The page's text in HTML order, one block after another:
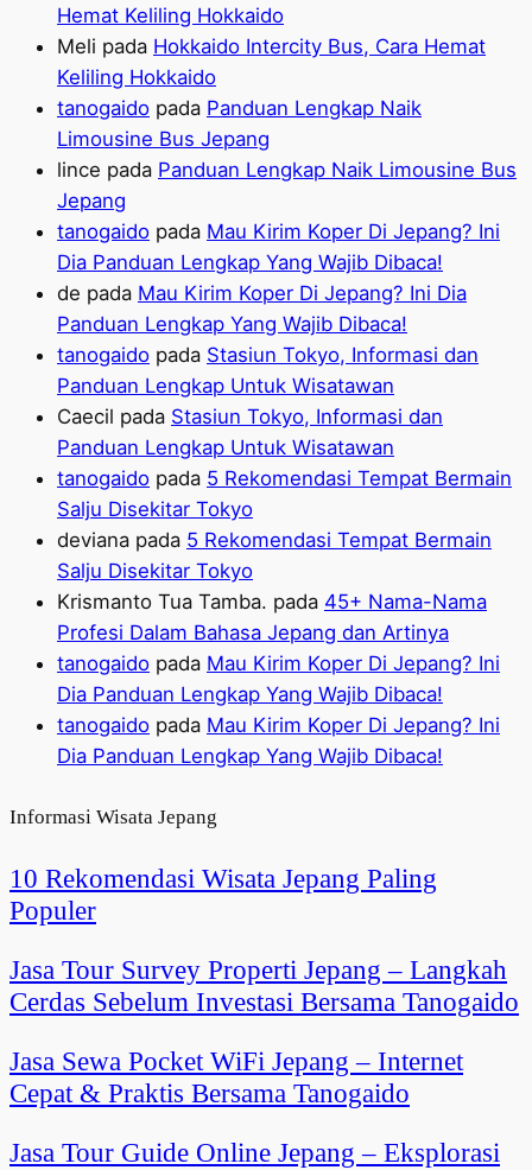
Hemat Keliling Hokkaido
Meli pada Hokkaido Intercity Bus, Cara Hemat
Keliling Hokkaido
tanogaido pada Panduan Lengkap Naik
Limousine Bus Jepang
lince pada Panduan Lengkap Naik Limousine Bus
Jepang
tanogaido pada Mau Kirim Koper Di Jepang? Ini
Dia Panduan Lengkap Yang Wajib Dibaca!
de pada Mau Kirim Koper Di Jepang? Ini Dia
Panduan Lengkap Yang Wajib Dibaca!
tanogaido pada Stasiun Tokyo, Informasi dan
Panduan Lengkap Untuk Wisatawan
Caecil pada Stasiun Tokyo, Informasi dan
Panduan Lengkap Untuk Wisatawan
tanogaido pada 5 Rekomendasi Tempat Bermain
Salju Disekitar Tokyo
deviana pada 5 Rekomendasi Tempat Bermain
Salju Disekitar Tokyo
Krismanto Tua Tamba. pada 45+ Nama-Nama
Profesi Dalam Bahasa Jepang dan Artinya
tanogaido pada Mau Kirim Koper Di Jepang? Ini
Dia Panduan Lengkap Yang Wajib Dibaca!
tanogaido pada Mau Kirim Koper Di Jepang? Ini
Dia Panduan Lengkap Yang Wajib Dibaca!
Informasi Wisata Jepang
10 Rekomendasi Wisata Jepang Paling
Populer
Jasa Tour Survey Properti Jepang – Langkah
Cerdas Sebelum Investasi Bersama Tanogaido
Jasa Sewa Pocket WiFi Jepang – Internet
Cepat & Praktis Bersama Tanogaido
Jasa Tour Guide Online Jepang – Eksplorasi